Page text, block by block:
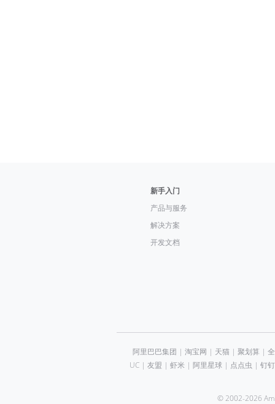
新手入门
产品与服务
解决方案
开发文档
阿里巴巴集团 | 淘宝网 | 天猫| 聚划算 |
UC| 友盟 | 虾米 | 阿里星球| 点点虫 | 钉钉
© 2002-2026